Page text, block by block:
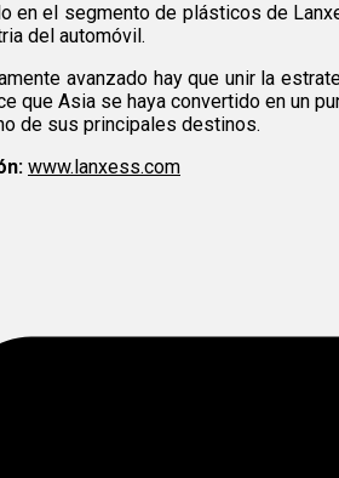
en el segmento de plásticos de
del automóvil.
avanzado hay que unir la
que Asia se haya convertido en un
de sus principales destinos.
www.lanxess.com